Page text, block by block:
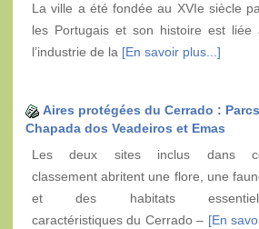
La ville a été fondée au XVIe siècle
les Portugais et son histoire est liée
l’industrie de la [En savoir plus...]
Aires protégées du Cerrado :
Chapada dos Veadeiros et Emas
Les deux sites inclus dans
classement abritent une flore, une
et des habitats
caractéristiques du Cerrado – [En